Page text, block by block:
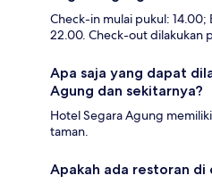
Check-in mulai pukul:
22.00. Check-out dilakukan
Apa saja yang dapat
Agung dan sekitarnya?
Hotel Segara Agung
taman.
Apakah ada restoran